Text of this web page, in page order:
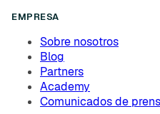
EMPRESA
Sobre nosotros
Blog
Partners
Academy
Comunicados de